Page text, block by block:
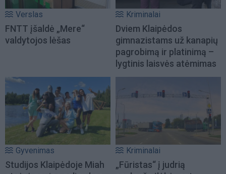
Verslas
FNTT įšaldė „Mere“
valdytojos lėšas
Kriminalai
Dviem Klaipėdos
gimnazistams už kanapių
pagrobimą ir platinimą –
lygtinis laisvės atėmimas
Gyvenimas
Studijos Klaipėdoje Miah
Kriminalai
„Fūristas“ į judrią